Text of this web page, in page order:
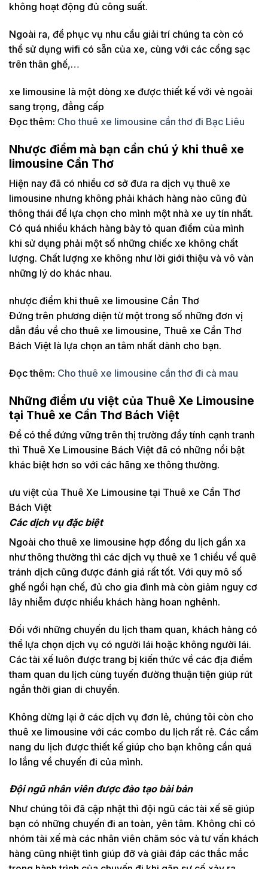
không hoạt động đủ công suất.
Ngoài ra, để phục vụ nhu cầu giải trí chúng ta còn có
thể sử dụng wifi có sẵn của xe, cùng với các cổng sạc
trên thân ghế,…
xe limousine là một dòng xe được thiết kế với vẻ ngoài
sang trọng, đẳng cấp
Đọc thêm: Cho thuê xe limousine cần thơ đi Bạc Liêu
Nhược điểm mà bạn cần chú ý khi thuê xe
limousine Cần Thơ
Hiện nay đã có nhiều cơ sở đưa ra dịch vụ thuê xe
limousine nhưng không phải khách hàng nào cũng đủ
thông thái để lựa chọn cho mình một nhà xe uy tín nhất.
Có quá nhiều khách hàng bày tỏ quan điểm của mình
khi sử dụng phải một số những chiếc xe không chất
lượng. Chất lượng xe không như lời giới thiệu và vô vàn
những lý do khác nhau.
nhược điểm khi thuê xe limousine Cần Thơ
Đứng trên phương diện từ một trong số những đơn vị
dẫn đầu về cho thuê xe limousine, Thuê xe Cần Thơ
Bách Việt là lựa chọn an tâm nhất dành cho bạn.
Đọc thêm: Cho thuê xe limousine cần thơ đi cà mau
Những điểm ưu việt của Thuê Xe Limousine
tại Thuê xe Cần Thơ Bách Việt
Để có thể đứng vững trên thị trường đầy tính cạnh tranh
thì Thuê Xe Limousine Bách Việt đã có những nổi bật
khác biệt hơn so với các hãng xe thông thường.
ưu việt của Thuê Xe Limousine tại Thuê xe Cần Thơ
Bách Việt
Các dịch vụ đặc biệt
Ngoài cho thuê xe limousine hợp đồng du lịch gần xa
như thông thường thì các dịch vụ thuê xe 1 chiều về quê
tránh dịch cũng được đánh giá rất tốt. Với quy mô số
ghế ngồi hạn chế, đủ cho gia đình mà còn giảm nguy cơ
lây nhiễm được nhiều khách hàng hoan nghênh.
Đối với những chuyến du lịch tham quan, khách hàng có
thể lựa chọn dịch vụ có người lái hoặc không người lái.
Các tài xế luôn được trang bị kiến thức về các địa điểm
tham quan du lịch cùng tuyến đường thuận tiện giúp rút
ngắn thời gian di chuyển.
Không dừng lại ở các dịch vụ đơn lẻ, chúng tôi còn cho
thuê xe limousine với các combo du lịch rất rẻ. Các cẩm
nang du lịch được thiết kế giúp cho bạn không cần quá
lo lắng về chuyến đi của mình.
Đội ngũ nhân viên được đào tạo bài bản
Như chúng tôi đã cập nhật thì đội ngũ các tài xế sẽ giúp
bạn có những chuyến đi an toàn, yên tâm. Không chỉ có
nhóm tài xế mà các nhân viên chăm sóc và tư vấn khách
hàng cũng nhiệt tình giúp đỡ và giải đáp các thắc mắc